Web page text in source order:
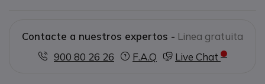
Contacte a nuestros expertos - Linea gratuita
900 80 26 26
F.A.Q Live Chat